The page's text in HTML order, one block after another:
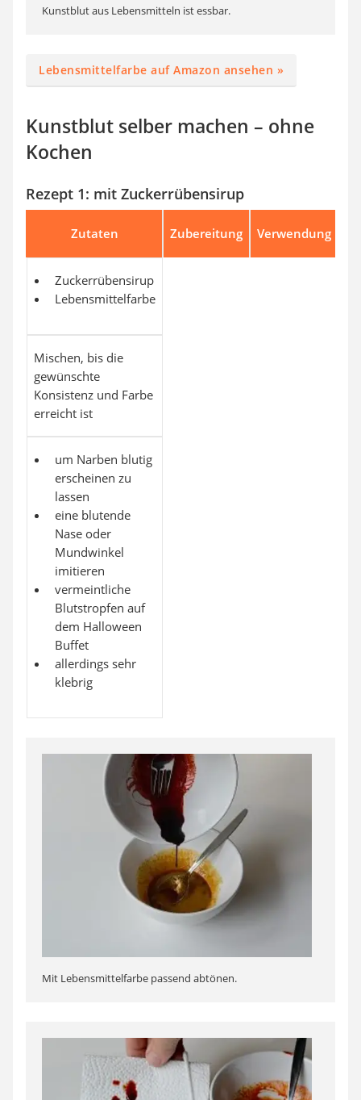
Kunstblut aus Lebensmitteln ist essbar.
Lebensmittelfarbe auf Amazon ansehen »
Kunstblut selber machen – ohne
Kochen
Rezept 1: mit Zuckerrübensirup
Zutaten Zubereitung Verwendung
Zuckerrübensirup
Lebensmittelfarbe
Mischen, bis die
gewünschte
Konsistenz und Farbe
erreicht ist
um Narben blutig
erscheinen zu
lassen
eine blutende
Nase oder
Mundwinkel
imitieren
vermeintliche
Blutstropfen auf
dem Halloween
Buffet
allerdings sehr
klebrig
Mit Lebensmittelfarbe passend abtönen.